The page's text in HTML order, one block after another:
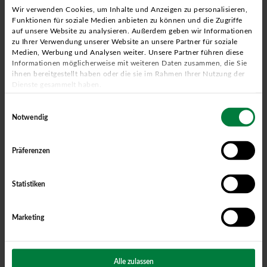
Wir verwenden Cookies, um Inhalte und Anzeigen zu personalisieren,
Funktionen für soziale Medien anbieten zu können und die Zugriffe
auf unsere Website zu analysieren. Außerdem geben wir Informationen
zu Ihrer Verwendung unserer Website an unsere Partner für soziale
Medien, Werbung und Analysen weiter. Unsere Partner führen diese
Informationen möglicherweise mit weiteren Daten zusammen, die Sie
ihnen bereitgestellt haben oder die sie im Rahmen Ihrer Nutzung der
Dienste gesammelt haben.
Notwendig
Präferenzen
Statistiken
Marketing
Alle zulassen
Christian Bode
Geschäftsführender Gesellschafter
Wie kann ich für meine Kunden noch mehr erreichen und
bewegen? Diese Frage beschäftigte Christian Bode schon
Rund um die Uhr arbeitet der bodenständige Visionär
ihm Transparenz und ein faires Miteinander mit
Unternehmensführung gepaart mit einer ordentlichen
ungebrochenen Pioniergeist noch weiter expandieren will.
Kompetenzen & Interessen: Staatlich geprüfter Techniker für
Heizungs-, Lüftungs- und Klimatechnik, zertifizierter